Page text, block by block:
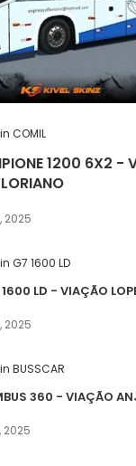
COMIL
1200 6X2 -
2025
G7 1600 LD
LD - VIAÇÃO
2025
BUSSCAR
360 - VIAÇÃO
2025